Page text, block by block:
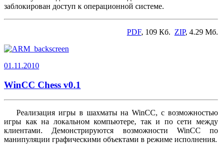
заблокирован доступ к операционной системе.
PDF, 109 Кб. ZIP, 4.29 Мб.
01.11.2010
WinCC Chess v0.1
Реализация игры в шахматы на WinCC, с возможностью
игры как на локальном компьютере, так и по сети между
клиентами. Демонстрируются возможности WinCC по
манипуляции графическими объектами в режиме исполнения.